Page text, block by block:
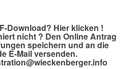
Download? Hier klicken !
nicht ? Den Online Antrag
speichern und an die
E-Mail versenden.